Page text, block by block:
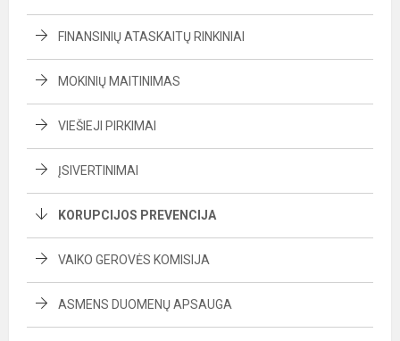
FINANSINIŲ ATASKAITŲ RINKINIAI
MOKINIŲ MAITINIMAS
VIEŠIEJI PIRKIMAI
ĮSIVERTINIMAI
KORUPCIJOS PREVENCIJA
VAIKO GEROVĖS KOMISIJA
ASMENS DUOMENŲ APSAUGA